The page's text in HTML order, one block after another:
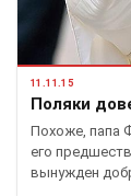
11.11.15
Поляки
Похоже, папа
его
вынужден